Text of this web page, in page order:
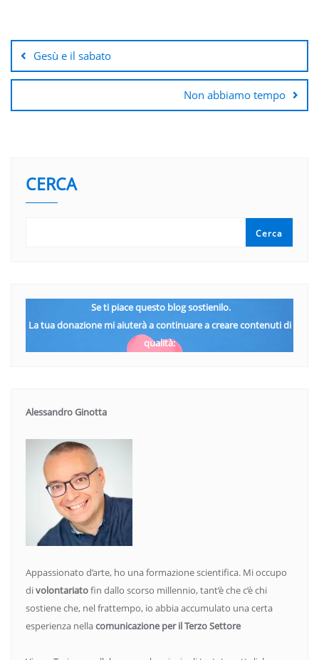
articoli
Gesù e il sabato
Non abbiamo tempo
CERCA
Cerca
Se ti piace questo blog sostienilo.
La tua donazione mi aiuterà a continuare a creare contenuti di
qualità:
Alessandro Ginotta
Appassionato d’arte, ho una formazione scientifica. Mi occupo
divolontariatofin dallo scorso millennio, tant’è che c’è chi
sostiene che, nel frattempo, io abbia accumulato una certa
esperienza nellacomunicazione per il Terzo Settore